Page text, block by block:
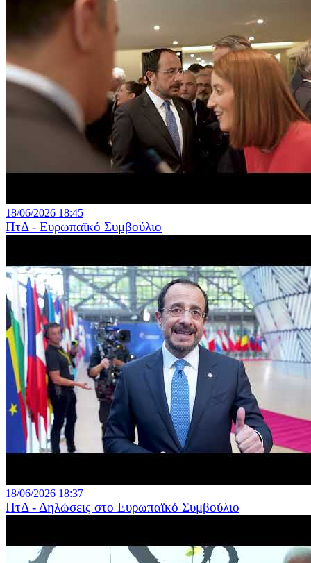
18/06/2026 18:45
ΠτΔ - Ευρωπαϊκό Συμβούλιο
18/06/2026 18:37
ΠτΔ - Δηλώσεις στο Ευρωπαϊκό Συμβούλιο